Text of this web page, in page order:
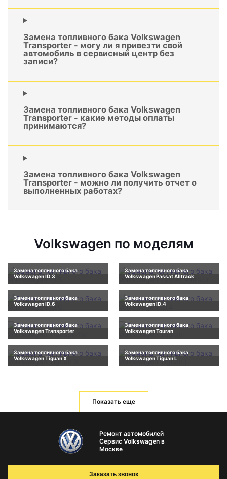
Замена топливного бака Volkswagen
Transporter - могу ли я привезти свой
автомобиль в сервисный центр без
записи?
Замена топливного бака Volkswagen
Transporter - какие методы оплаты
принимаются?
Замена топливного бака Volkswagen
Transporter - можно ли получить отчет о
выполненных работах?
Volkswagen по моделям
Замена топливного бака
Volkswagen ID.3
Замена топливного бака
Volkswagen Passat Alltrack
Замена топливного бака
Volkswagen ID.6
Замена топливного бака
Volkswagen ID.4
Замена топливного бака
Volkswagen Transporter
Замена топливного бака
Volkswagen Touran
Замена топливного бака
Volkswagen Tiguan X
Замена топливного бака
Volkswagen Tiguan L
Показать еще
Ремонт автомобилей
Сервис Volkswagen в
Москве
Заказать звонок